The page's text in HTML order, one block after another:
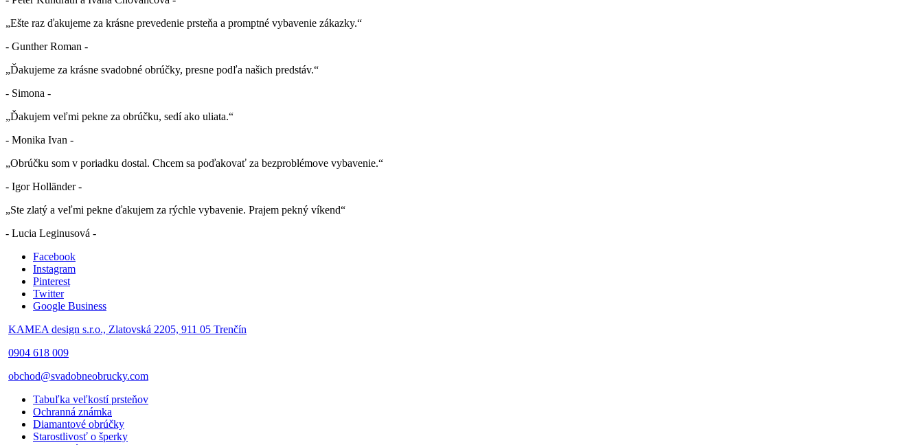
„Ešte raz ďakujeme za krásne prevedenie prsteňa a promptné vybavenie zákazky.“
- Gunther Roman -
„Ďakujeme za krásne svadobné obrúčky, presne podľa našich predstáv.“
- Simona -
„Ďakujem veľmi pekne za obrúčku, sedí ako uliata.“
- Monika Ivan -
„Obrúčku som v poriadku dostal. Chcem sa poďakovať za bezproblémove vybavenie.“
- Igor Holländer -
„Ste zlatý a veľmi pekne ďakujem za rýchle vybavenie. Prajem pekný víkend“
- Lucia Leginusová -
Facebook
Instagram
Pinterest
Twitter
Google Business
KAMEA design s.r.o., Zlatovská 2205, 911 05 Trenčín
0904 618 009
obchod@svadobneobrucky.com
Tabuľka veľkostí prsteňov
Ochranná známka
Diamantové obrúčky
Starostlivosť o šperky